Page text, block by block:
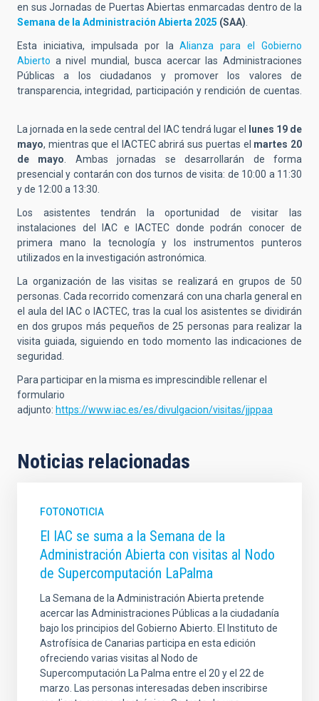
en sus Jornadas de Puertas Abiertas enmarcadas dentro de la
Semana de la Administración Abierta 2025 (SAA)
Esta iniciativa, impulsada por laAlianza para el Gobierno
Abierto a nivel mundial, busca acercar las Administraciones
Públicas a los ciudadanos y promover los valores de
transparencia, integridad, participación y rendición de cuentas.
La jornada en la sede central del IAC tendrá lugar el lunes 19 de
mayo, mientras que el IACTEC abrirá sus puertas el martes 20
de mayo . Ambas jornadas se desarrollarán de forma
presencial y contarán con dos turnos de visita: de 10:00 a 11:30
y de 12:00 a 13:30.
Los asistentes tendrán la oportunidad de visitar las
instalaciones del IAC e IACTEC donde podrán conocer de
primera mano la tecnología y los instrumentos punteros
utilizados en la investigación astronómica.
La organización de las visitas se realizará en grupos de 50
personas. Cada recorrido comenzará con una charla general en
el aula del IAC o IACTEC, tras la cual los asistentes se dividirán
en dos grupos más pequeños de 25 personas para realizar la
visita guiada, siguiendo en todo momento las indicaciones de
seguridad.
Para participar en la misma es imprescindible rellenar el
formulario
adjunto: https://www.iac.es/es/divulgacion/visitas/jjppaa
Noticias relacionadas
FOTONOTICIA
El IAC se suma a la Semana de la
Administración Abierta con visitas al Nodo
de Supercomputación LaPalma
La Semana de la Administración Abierta pretende
acercar las Administraciones Públicas a la ciudadanía
bajo los principios del Gobierno Abierto. El Instituto de
Astrofísica de Canarias participa en esta edición
ofreciendo varias visitas al Nodo de
Supercomputación La Palma entre el 20 y el 22 de
marzo. Las personas interesadas deben inscribirse